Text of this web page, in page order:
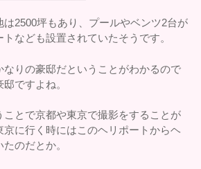
2500坪もあり、プールやベンツ2台が
なども設置されていたそうです。
なりの豪邸だということがわかるので
ですよね。
ことで京都や東京で撮影をすることが
京に行く時にはこのヘリポートからヘ
のだとか。